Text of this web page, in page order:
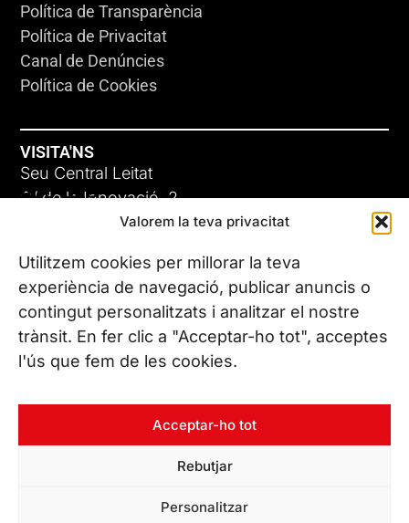
Valorem la teva privacitat
Utilitzem cookies per millorar la teva
experiència de navegació, publicar anuncis o
contingut personalitzats i analitzar el nostre
trànsit. En fer clic a "Acceptar-ho tot", acceptes
l'ús que fem de les cookies.
Acceptar-ho tot
Rebutjar
Personalitzar
ADC-CRC
17 DE JUNY DE 2026
Política de Transparència
Política de Privacitat
Canal de Denúncies
Política de Cookies
VISITA'NS
Seu Central Leitat
C/ de la Innovació, 2
08225 Terrassa, (Barcelona)
Coneix les nostres seus
CONTACTA’NS
Tel. (+34) 937 882 300